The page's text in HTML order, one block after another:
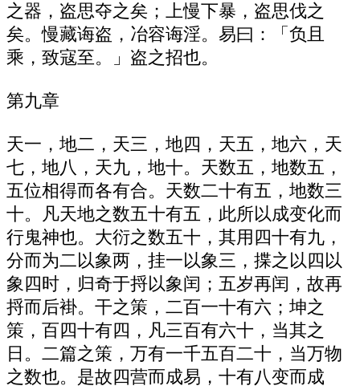
之器，盗思夺之矣；上慢下暴，盗思伐之
矣。慢藏诲盗，冶容诲淫。易曰：「负且
乘，致寇至。」盗之招也。
第九章
天一，地二，天三，地四，天五，地六，天
七，地八，天九，地十。天数五，地数五，
五位相得而各有合。天数二十有五，地数三
十。凡天地之数五十有五，此所以成变化而
行鬼神也。大衍之数五十，其用四十有九，
分而为二以象两，挂一以象三，揲之以四以
象四时，归奇于捋以象闰；五岁再闰，故再
捋而后褂。干之策，二百一十有六；坤之
策，百四十有四，凡三百有六十，当其之
日。二篇之策，万有一千五百二十，当万物
之数也。是故四营而成易，十有八变而成